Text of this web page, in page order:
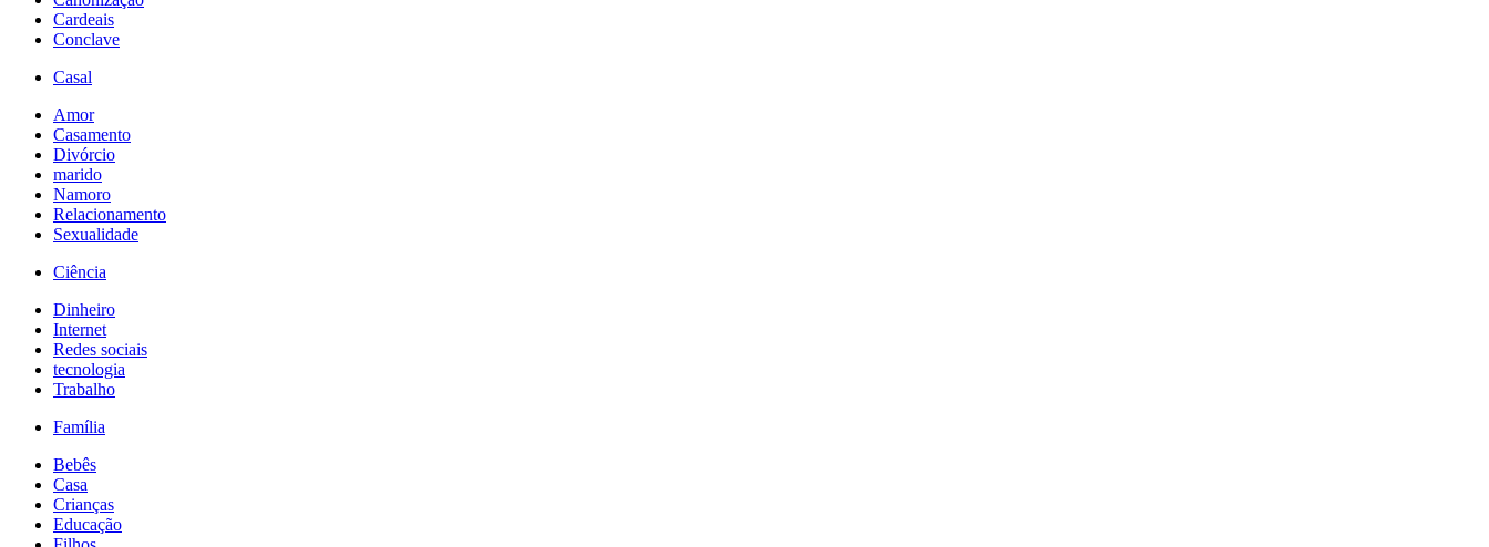
Cardeais
Conclave
Casal
Amor
Casamento
Divórcio
marido
Namoro
Relacionamento
Sexualidade
Ciência
Dinheiro
Internet
Redes sociais
tecnologia
Trabalho
Família
Bebês
Casa
Crianças
Educação